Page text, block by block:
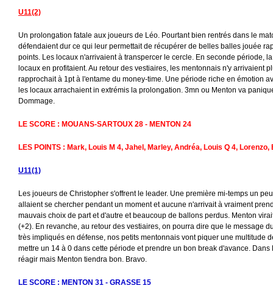
U11(2)
Un prolongation fatale aux joueurs de Léo. Pourtant bien rentrés dans le
défendaient dur ce qui leur permettait de récupérer de belles balles jouée
points. Les locaux n'arrivaient à transpercer le cercle. En seconde période,
locaux en profitaient. Au retour des vestiaires, les mentonnais n'y arrivaient
rapprochait à 1pt à l'entame du money-time. Une période riche en émotion
les locaux arrachaient in extrémis la prolongation. 3mn ou Menton va
Dommage.
LE SCORE : MOUANS-SARTOUX 28 - MENTON 24
LES POINTS : Mark, Louis M 4, Jahel, Marley, Andréa, Louis Q 4, Lorenzo,
U11(1)
Les joueurs de Christopher s'offrent le leader. Une première mi-temps un
allaient se chercher pendant un moment et aucune n'arrivait à vraiment
mauvais choix de part et d'autre et beaucoup de ballons perdus. Menton
(+2). En revanche, au retour des vestiaires, on pourra dire que le message
très impliqués en défense, nos petits mentonnais vont piquer une multitude
mettre un 14 à 0 dans cette période et prendre un bon break d'avance.
réagir mais Menton tiendra bon. Bravo.
LE SCORE : MENTON 31 - GRASSE 15